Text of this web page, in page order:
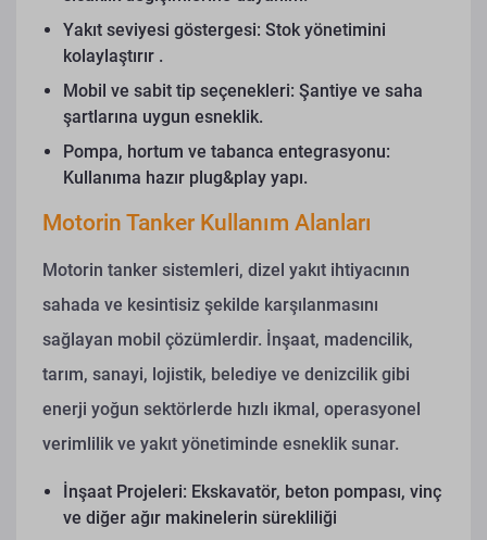
Yakıt seviyesi göstergesi: Stok yönetimini
kolaylaştırır .
Mobil ve sabit tip seçenekleri: Şantiye ve saha
şartlarına uygun esneklik.
Pompa, hortum ve tabanca entegrasyonu:
Kullanıma hazır plug&play yapı.
Motorin Tanker Kullanım Alanları
Motorin tanker sistemleri, dizel yakıt ihtiyacının
sahada ve kesintisiz şekilde karşılanmasını
sağlayan mobil çözümlerdir. İnşaat, madencilik,
tarım, sanayi, lojistik, belediye ve denizcilik gibi
enerji yoğun sektörlerde hızlı ikmal, operasyonel
verimlilik ve yakıt yönetiminde esneklik sunar.
İnşaat Projeleri: Ekskavatör, beton pompası, vinç
ve diğer ağır makinelerin sürekliliği